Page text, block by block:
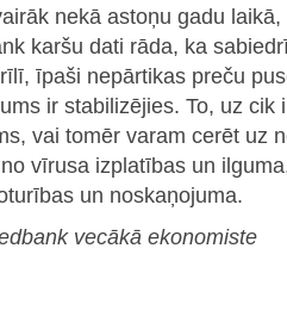
nekā astoņu gadu
karšu dati rāda, ka
īpaši nepārtikas preču
ir stabilizējies. To, uz cik
vai tomēr varam cerēt uz
vīrusa izplatības un
un noskaņojuma.
vecākā ekonomiste